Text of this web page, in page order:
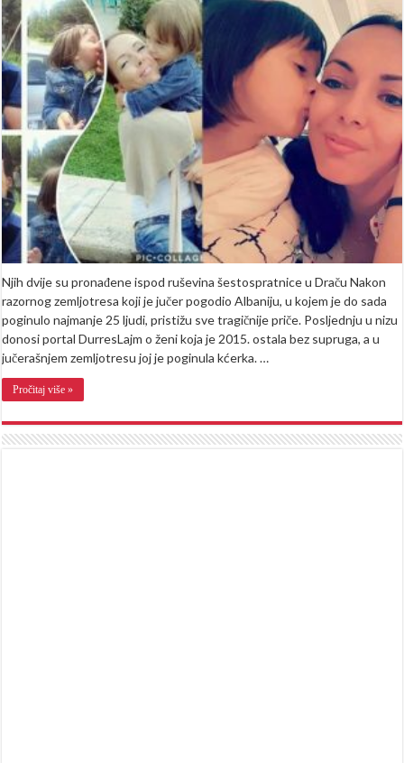
dan
u
od
tuge
u
Njih dvije su pronađene ispod ruševina šestospratnice u Draču Nakon
razornog zemljotresa koji je jučer pogodio Albaniju, u kojem je do sada
poginulo najmanje 25 ljudi, pristižu sve tragičnije priče. Posljednju u nizu
donosi portal DurresLajm o ženi koja je 2015. ostala bez supruga, a u
jučerašnjem zemljotresu joj je poginula kćerka. …
Pročitaj više »